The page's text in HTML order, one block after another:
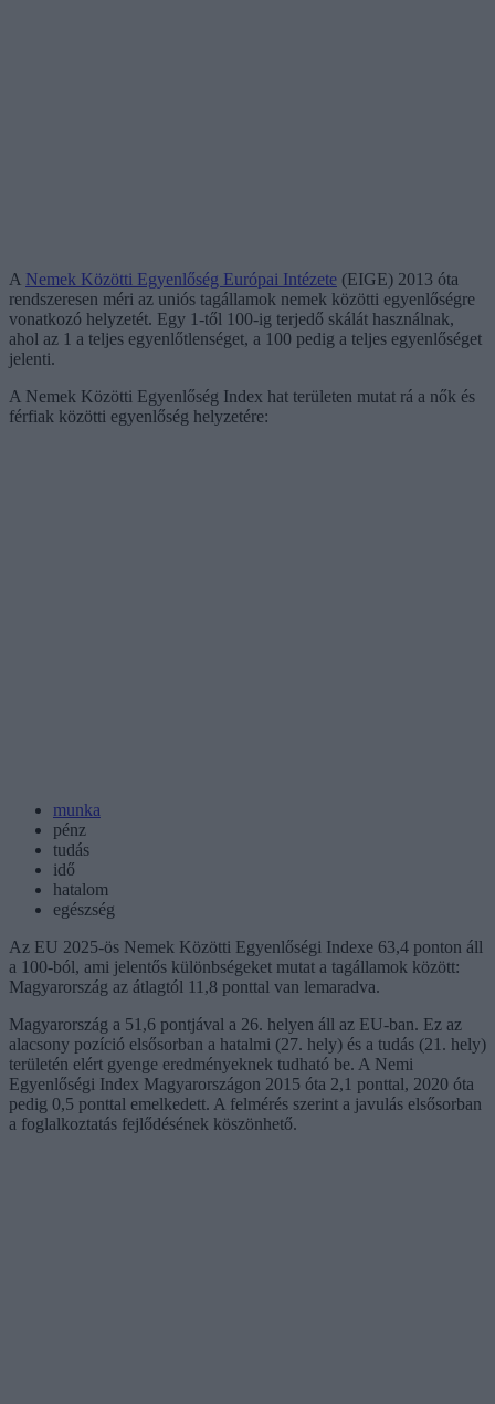
A Nemek Közötti Egyenlőség Európai Intézete (EIGE) 2013 óta
rendszeresen méri az uniós tagállamok nemek közötti egyenlőségre
vonatkozó helyzetét. Egy 1-től 100-ig terjedő skálát használnak,
ahol az 1 a teljes egyenlőtlenséget, a 100 pedig a teljes egyenlőséget
jelenti.
A Nemek Közötti Egyenlőség Index hat területen mutat rá a nők és
férfiak közötti egyenlőség helyzetére:
munka
pénz
tudás
idő
hatalom
egészség
Az EU 2025-ös Nemek Közötti Egyenlőségi Indexe 63,4 ponton áll
a 100-ból, ami jelentős különbségeket mutat a tagállamok között:
Magyarország az átlagtól 11,8 ponttal van lemaradva.
Magyarország a 51,6 pontjával a 26. helyen áll az EU-ban. Ez az
alacsony pozíció elsősorban a hatalmi (27. hely) és a tudás (21. hely)
területén elért gyenge eredményeknek tudható be. A Nemi
Egyenlőségi Index Magyarországon 2015 óta 2,1 ponttal, 2020 óta
pedig 0,5 ponttal emelkedett. A felmérés szerint a javulás elsősorban
a foglalkoztatás fejlődésének köszönhető.